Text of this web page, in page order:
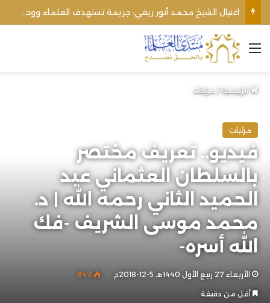
القائمة
الرئيسية/مرئيات
مرئيات
فيديو.. تعريف مختصر
بالسلطان العثماني عبد
الحميد الثاني رحمه الله | د.
محمد موسى الشريف -فك
الله أسره-
الأربعاء 27 ربيع الأول 1440هـ 5-12-2018م 847
أقل من دقيقة